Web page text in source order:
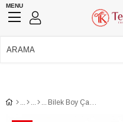
MENU
Bilek Boy Çam Kokulu Toz Kehribar